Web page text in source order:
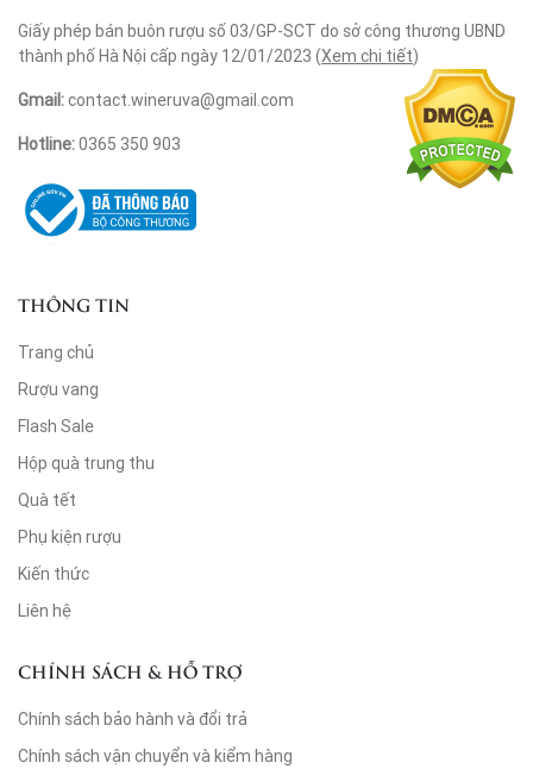
Giấy phép bán buôn rượu số 03/GP-SCT do sở công thương UBND
thành phố Hà Nội cấp ngày 12/01/2023 (Xem chi tiết)
Gmail:contact.wineruva@gmail.com
Hotline:0365 350 903
THÔNG TIN
Trang chủ
Rượu vang
Flash Sale
Hộp quà trung thu
Quà tết
Phụ kiện rượu
Kiến thức
Liên hệ
CHÍNH SÁCH & HỖ TRỢ
Chính sách bảo hành và đổi trả
Chính sách vận chuyển và kiểm hàng